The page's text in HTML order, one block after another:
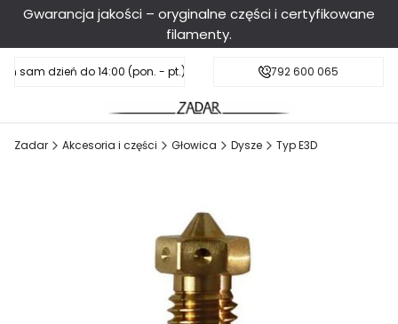
Gwarancja jakości – oryginalne części i certyfikowane
filamenty.
sam dzień do 14:00 (pon. - pt.), sobota do 11:00Darmowa dostawa od 199 zł
792 600 065
Zadar Akcesoria i części Głowica Dysze Typ E3D